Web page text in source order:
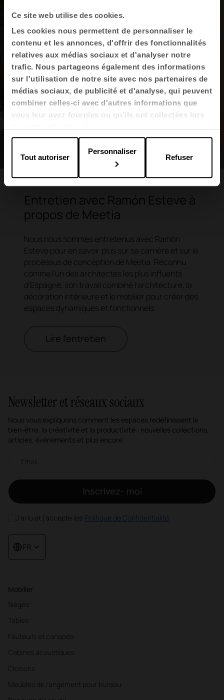
Ce site web utilise des cookies.
Les cookies nous permettent de personnaliser le
contenu et les annonces, d'offrir des fonctionnalités
relatives aux médias sociaux et d'analyser notre
trafic. Nous partageons également des informations
sur l'utilisation de notre site avec nos partenaires de
médias sociaux, de publicité et d'analyse, qui peuvent
combiner celles-ci avec d'autres informations que
vous leur avez fournies ou qu'ils ont collectées lors
Tout autoriser
Personnaliser
Refuser
Entretien avec Ramón Esteve à
propos de Meetia
Nous nous sommes entretenus avec Ramón
Esteve pour en savoir plus sur sa carrière et sur le
processus de conception de Meetia. Reconnu
comme l'un des architectes les plus influents
d'Espagne, son travail combine l'architecture, la
décoration intérieure et le mobilier pour créer des
espaces dynamiques et fonctionnels.
Lire l'entretien
Mobilier
Sièges
Tables
Fauteuils et canapés
Cabines acoustiques
Cloisons
Meubles de rangement pour bureau
Newsletter et réseaux sociaux
Nous vous expliquons comment les espaces redéfinissent le
bien-être, la créativité et la productivité : nouvelles collections,
articles, événements et plus encore.
Inscrivez- moi
J'ai lu et j'accepte les Politique de Confidentialité
FR